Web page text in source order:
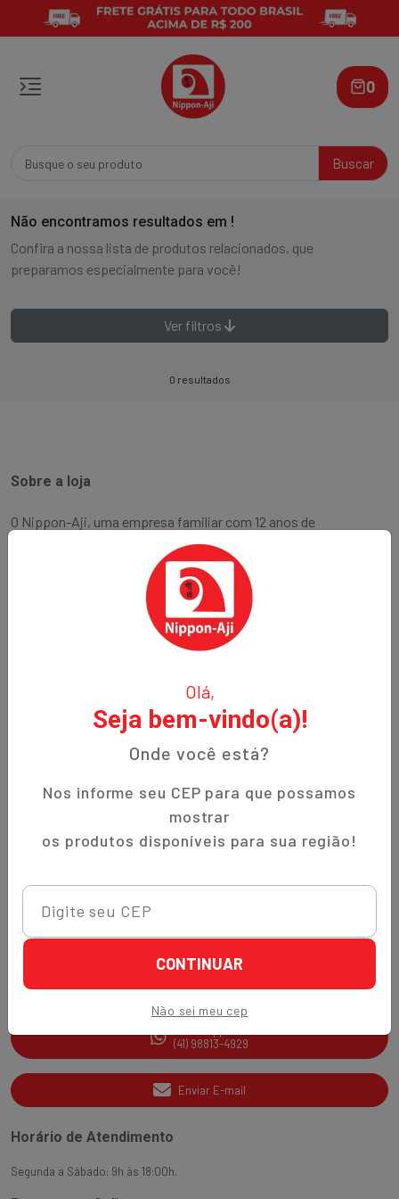
Olá,
Seja bem-vindo(a)!
Onde você está?
Nos informe seu CEP para que possamos
mostrar
os produtos disponíveis para sua região!
CONTINUAR
Não sei meu cep
Buscar
0
Não encontramos resultados em !
Confira a nossa lista de produtos relacionados, que
preparamos especialmente para você!
Ver filtros
0 resultados
Sobre a loja
O Nippon-Aji, uma empresa familiar com 12 anos de
experiência, é especializada em produtos orientais e naturais.
Fundada no bairro Bigorrilho em Curitiba, temos o
compromisso de oferecer aos nossos clientes qualidade,
preços justos e um atendimento excepcional. Descubra a
autenticidade e a tradição em cada produto!
Termos de Uso
Política de Privacidade
Trocas e Devoluções
Nippon-Aji App
Ajuda e Suporte
SAC
(41) 3538-2177
(41) 98813-4929
Enviar E-mail
Horário de Atendimento
Segunda a Sábado: 9h às 18:00h.